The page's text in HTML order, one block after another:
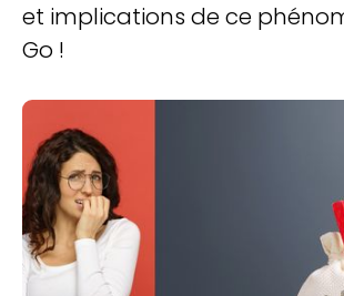
et implications de ce
Go !